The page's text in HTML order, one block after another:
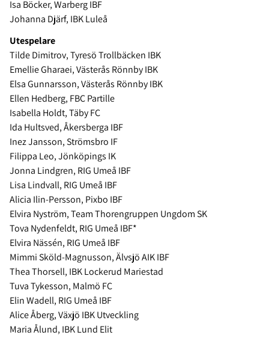
Isa Böcker, Warberg IBF
Johanna Djärf, IBK Luleå
Utespelare
Tilde Dimitrov, Tyresö Trollbäcken IBK
Emellie Gharaei, Västerås Rönnby IBK
Elsa Gunnarsson, Västerås Rönnby IBK
Ellen Hedberg, FBC Partille
Isabella Holdt, Täby FC
Ida Hultsved, Åkersberga IBF
Inez Jansson, Strömsbro IF
Filippa Leo, Jönköpings IK
Jonna Lindgren, RIG Umeå IBF
Lisa Lindvall, RIG Umeå IBF
Alicia Ilin-Persson, Pixbo IBF
Elvira Nyström, Team Thorengruppen Ungdom SK
Tova Nydenfeldt, RIG Umeå IBF*
Elvira Nässén, RIG Umeå IBF
Mimmi Sköld-Magnusson, Älvsjö AIK IBF
Thea Thorsell, IBK Lockerud Mariestad
Tuva Tykesson, Malmö FC
Elin Wadell, RIG Umeå IBF
Alice Åberg, Växjö IBK Utveckling
Maria Ålund, IBK Lund Elit